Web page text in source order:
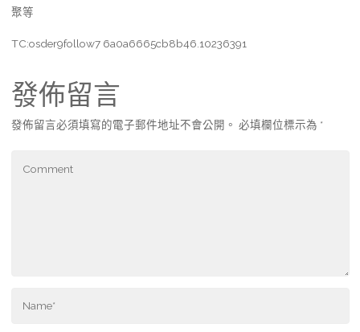
聚等
TC:osder9follow7 6a0a6665cb8b46.10236391
發佈留言
發佈留言必須填寫的電子郵件地址不會公開。 必填欄位標示為 *